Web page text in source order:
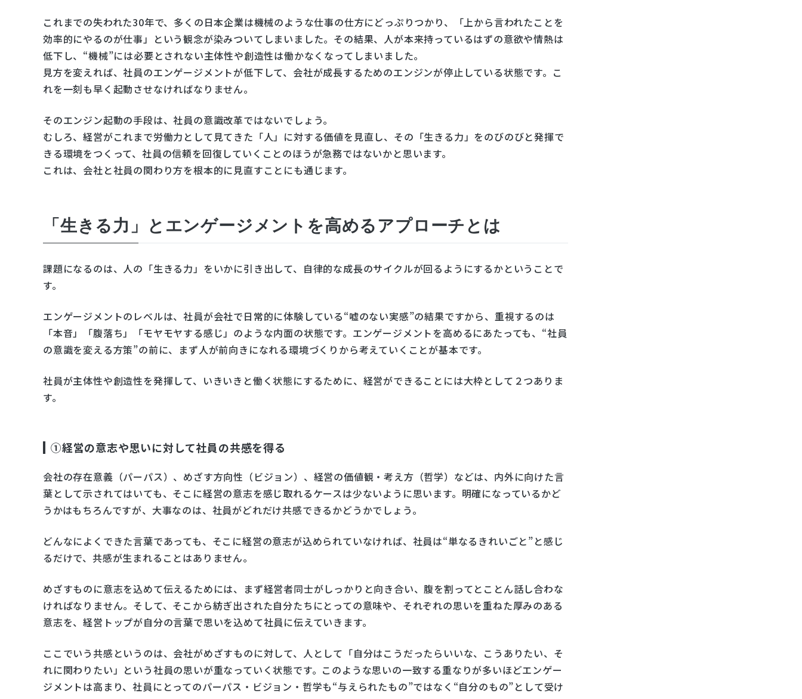
これまでの失われた30年で、多くの日本企業は機械のような仕事の仕方にどっぷりつかり、「上から言われたことを
効率的にやるのが仕事」という観念が染みついてしまいました。その結果、人が本来持っているはずの意欲や情熱は
低下し、“機械”には必要とされない主体性や創造性は働かなくなってしまいました。
見方を変えれば、社員のエンゲージメントが低下して、会社が成長するためのエンジンが停止している状態です。こ
れを一刻も早く起動させなければなりません。
そのエンジン起動の手段は、社員の意識改革ではないでしょう。
むしろ、経営がこれまで労働力として見てきた「人」に対する価値を見直し、その「生きる力」をのびのびと発揮で
きる環境をつくって、社員の信頼を回復していくことのほうが急務ではないかと思います。
これは、会社と社員の関わり方を根本的に見直すことにも通じます。
「生きる力」とエンゲージメントを高めるアプローチとは
課題になるのは、人の「生きる力」をいかに引き出して、自律的な成長のサイクルが回るようにするかということで
す。
エンゲージメントのレベルは、社員が会社で日常的に体験している“嘘のない実感”の結果ですから、重視するのは
「本音」「腹落ち」「モヤモヤする感じ」のような内面の状態です。エンゲージメントを高めるにあたっても、“社員
の意識を変える方策”の前に、まず人が前向きになれる環境づくりから考えていくことが基本です。
社員が主体性や創造性を発揮して、いきいきと働く状態にするために、経営ができることには大枠として２つありま
す。
①経営の意志や思いに対して社員の共感を得る
会社の存在意義（パーパス）、めざす方向性（ビジョン）、経営の価値観・考え方（哲学）などは、内外に向けた言
葉として示されてはいても、そこに経営の意志を感じ取れるケースは少ないように思います。明確になっているかど
うかはもちろんですが、大事なのは、社員がどれだけ共感できるかどうかでしょう。
どんなによくできた言葉であっても、そこに経営の意志が込められていなければ、社員は“単なるきれいごと”と感じ
るだけで、共感が生まれることはありません。
めざすものに意志を込めて伝えるためには、まず経営者同士がしっかりと向き合い、腹を割ってとことん話し合わな
ければなりません。そして、そこから紡ぎ出された自分たちにとっての意味や、それぞれの思いを重ねた厚みのある
意志を、経営トップが自分の言葉で思いを込めて社員に伝えていきます。
ここでいう共感というのは、会社がめざすものに対して、人として「自分はこうだったらいいな、こうありたい、そ
れに関わりたい」という社員の思いが重なっていく状態です。このような思いの一致する重なりが多いほどエンゲー
ジメントは高まり、社員にとってのパーパス・ビジョン・哲学も“与えられたもの”ではなく“自分のもの”として受け